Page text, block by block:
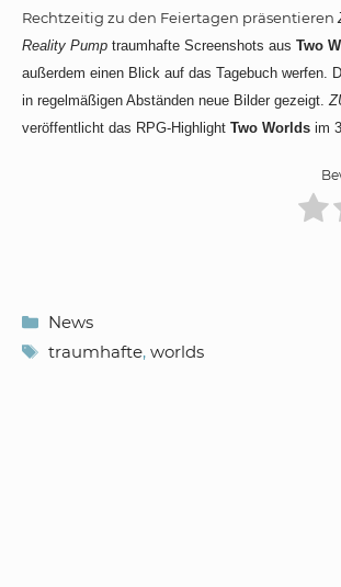
Rechtzeitig zu den Feiertagen präsentieren
Reality Pump traumhafte Screenshots aus Two
außerdem einen Blick auf das Tagebuch werfen.
in regelmäßigen Abständen neue Bilder gezeigt.
veröffentlicht das RPG-Highlight Two Worlds im
Kategorien
News
Schlagwörter
traumhafte, worlds